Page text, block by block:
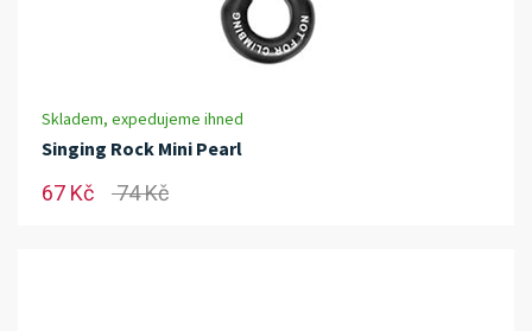
Skladem, expedujeme ihned
Singing Rock Mini Pearl
67 Kč 74 Kč